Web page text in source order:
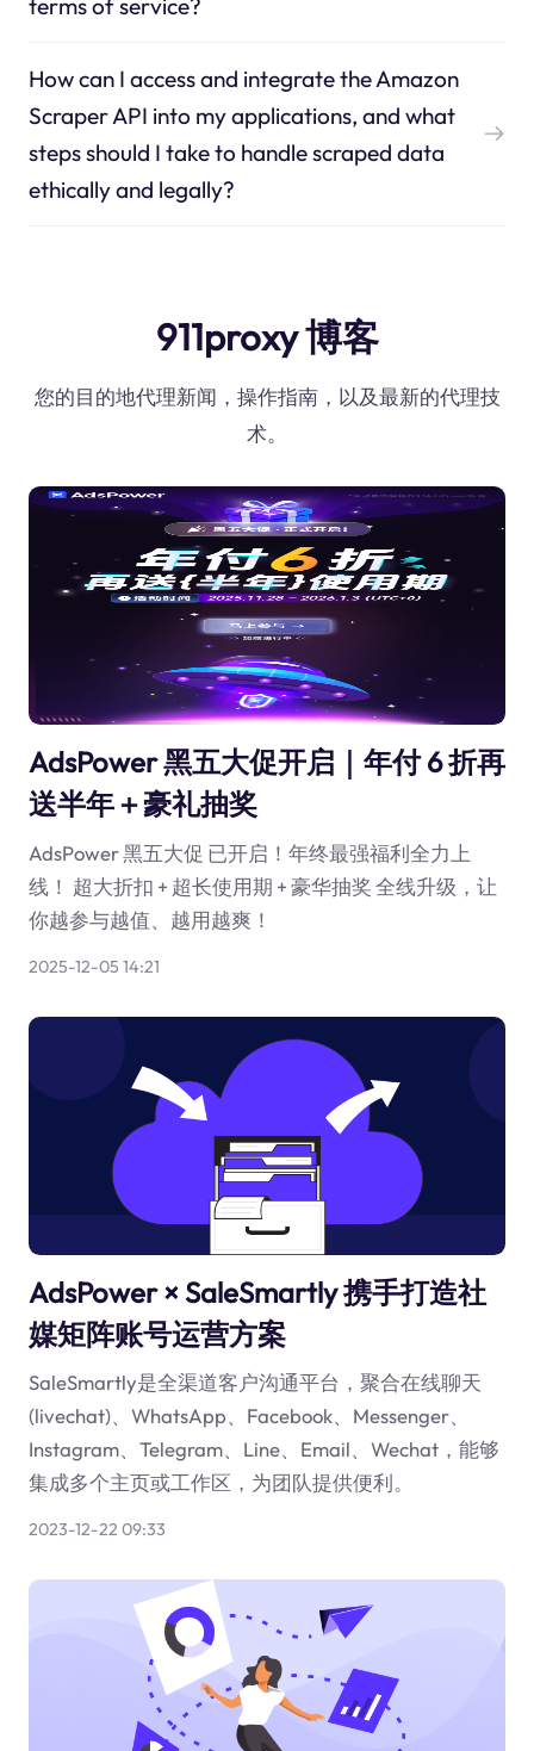
terms of service?
How can I access and integrate the Amazon
Scraper API into my applications, and what
steps should I take to handle scraped data
ethically and legally?
911proxy 博客
您的目的地代理新闻，操作指南，以及最新的代理技
术。
AdsPower 黑五大促开启｜年付 6 折再
送半年＋豪礼抽奖
AdsPower 黑五大促 已开启！年终最强福利全力上
线！ 超大折扣 + 超长使用期 + 豪华抽奖 全线升级，让
你越参与越值、越用越爽！
2025-12-05 14:21
AdsPower × SaleSmartly 携手打造社
媒矩阵账号运营方案
SaleSmartly是全渠道客户沟通平台，聚合在线聊天
(livechat)、WhatsApp、Facebook、Messenger、
Instagram、Telegram、Line、Email、Wechat，能够
集成多个主页或工作区，为团队提供便利。
2023-12-22 09:33